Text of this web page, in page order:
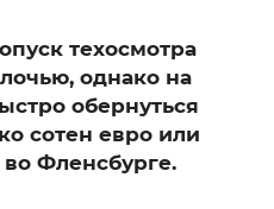
техосмотра
однако на
обернуться
сотен евро или
Фленсбурге.